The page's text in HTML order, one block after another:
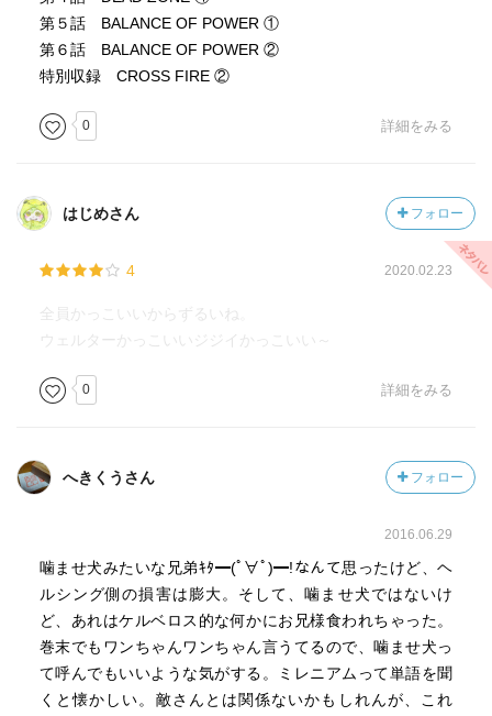
第５話 BALANCE OF POWER ①
第６話 BALANCE OF POWER ②
特別収録 CROSS FIRE ②
0 詳細をみる
はじめさん フォロー
4 2020.02.23
全員かっこいいからずるいね。
ウェルターかっこいいジジイかっこいい～
0 詳細をみる
へきくうさん フォロー
2016.06.29
噛ませ犬みたいな兄弟ｷﾀ━(ﾟ∀ﾟ)━!なんて思ったけど、ヘ
ルシング側の損害は膨大。そして、噛ませ犬ではないけ
ど、あれはケルベロス的な何かにお兄様食われちゃった。
巻末でもワンちゃんワンちゃん言うてるので、噛ませ犬っ
て呼んでもいいような気がする。ミレニアムって単語を聞
くと懐かしい。敵さんとは関係ないかもしれんが、これ